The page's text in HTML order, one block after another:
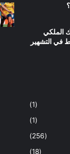
الملكي
في التشهير
(1)
(1)
(256)
(18)